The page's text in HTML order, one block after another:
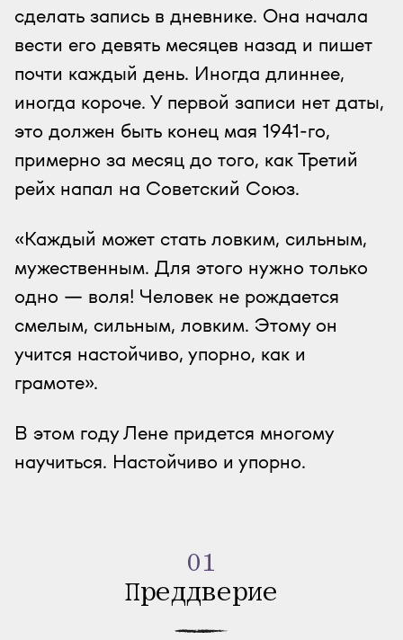
сделать запись в дневнике. Она начала
вести его девять месяцев назад и пишет
почти каждый день. Иногда длиннее,
иногда короче. У первой записи нет даты,
это должен быть конец мая 1941-го,
примерно за месяц до того, как Третий
рейх напал на Советский Союз.
«Каждый может стать ловким, сильным,
мужественным. Для этого нужно только
одно — воля! Человек не рождается
смелым, сильным, ловким. Этому он
учится настойчиво, упорно, как и
грамоте».
В этом году Лене придется многому
научиться. Настойчиво и упорно.
01
Преддверие